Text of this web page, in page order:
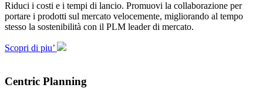
Riduci i costi e i tempi di lancio. Promuovi la collaborazione per
portare i prodotti sul mercato velocemente, migliorando al tempo
stesso la sostenibilità con il PLM leader di mercato.
Scopri di piu’
Centric Planning